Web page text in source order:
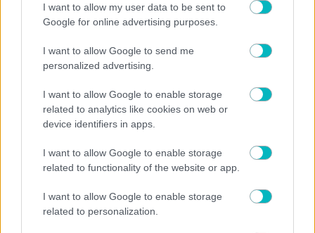
I want to allow my user data to be sent to
Google for online advertising purposes.
I want to allow Google to send me
personalized advertising.
I want to allow Google to enable storage
related to analytics like cookies on web or
device identifiers in apps.
I want to allow Google to enable storage
related to functionality of the website or app.
I want to allow Google to enable storage
related to personalization.
Δυναμώνει και στο πινγκ πονγκ η ΑΕΚ – Απέκτησε
την διεθνή Σουηδή Νομίν Μπασάν